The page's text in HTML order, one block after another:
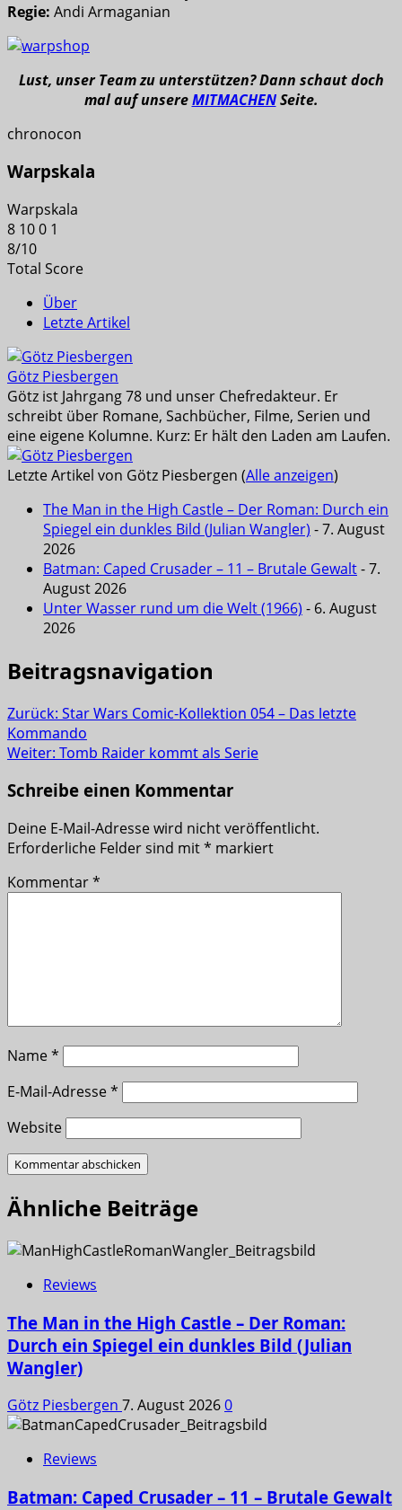
Regie: Andi Armaganian
Lust, unser Team zu unterstützen? Dann schaut doch
mal auf unsereMITMACHENSeite.
chronocon
Warpskala
Warpskala
8 100 1
8/10
Total Score
Über
Letzte Artikel
Götz Piesbergen
Götz ist Jahrgang 78 und unser Chefredakteur. Er
schreibt über Romane, Sachbücher, Filme, Serien und
eine eigene Kolumne. Kurz: Er hält den Laden am Laufen.
Letzte Artikel von Götz Piesbergen (Alle anzeigen)
The Man in the High Castle – Der Roman: Durch ein
Spiegel ein dunkles Bild (Julian Wangler) - 7. August
2026
Batman: Caped Crusader – 11 – Brutale Gewalt- 7.
August 2026
Unter Wasser rund um die Welt (1966) - 6. August
2026
Beitragsnavigation
Zurück: Star Wars Comic-Kollektion 054 – Das letzte
Kommando
Weiter: Tomb Raider kommt als Serie
Schreibe einen Kommentar
Deine E-Mail-Adresse wird nicht veröffentlicht.
Erforderliche Felder sind mit* markiert
Kommentar*
Name*
E-Mail-Adresse*
Website
Ähnliche Beiträge
Reviews
The Man in the High Castle – Der Roman:
Durch ein Spiegel ein dunkles Bild (Julian
Wangler)
Götz Piesbergen 7. August 20260
Reviews
Batman: Caped Crusader – 11 – Brutale Gewalt